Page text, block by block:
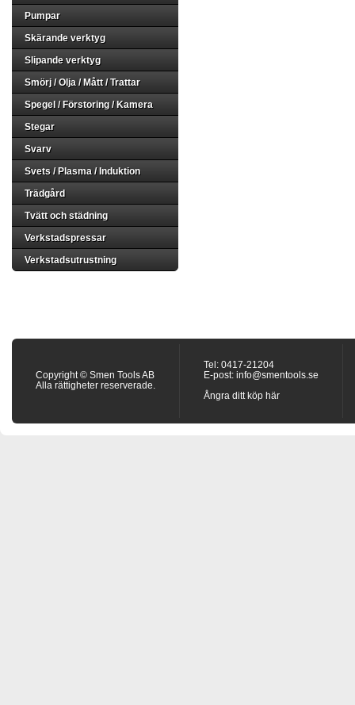
Pumpar
Skärande verktyg
Slipande verktyg
Smörj / Olja / Mått / Trattar
Spegel / Förstoring / Kamera
Stegar
Svarv
Svets / Plasma / Induktion
Trädgård
Tvätt och städning
Verkstadspressar
Verkstadsutrustning
Copyright © Smen Tools AB
Alla rättigheter reserverade.
Tel: 0417-21204
E-post: info@smentools.se
Ångra ditt köp här